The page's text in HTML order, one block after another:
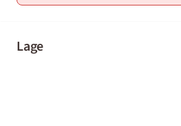
Lage